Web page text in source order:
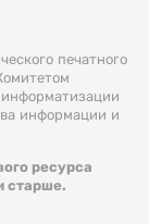
печатного
информатизации
информации и
ресурса
старше.